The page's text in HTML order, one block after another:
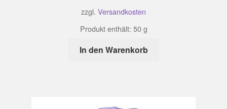
zzgl. Versandkosten
Produkt enthält: 50g
In den Warenkorb